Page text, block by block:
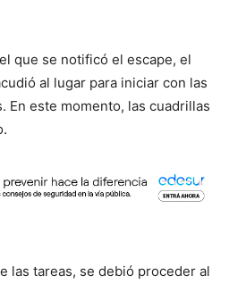
que se notificó el escape, el
al lugar para iniciar con las
En este momento, las cuadrillas
las tareas, se debió proceder al